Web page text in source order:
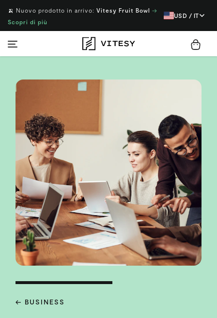
🍌 Nuovo prodotto in arrivo: Vitesy Fruit Bowl →
Scopri di più
USD / IT
← BUSINESS